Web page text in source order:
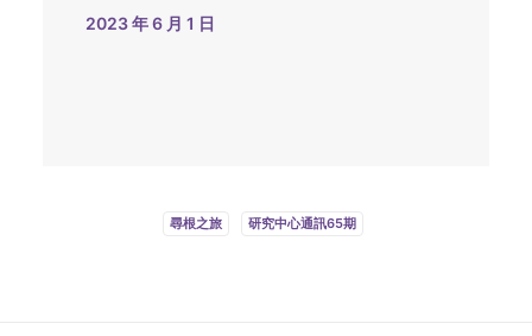
2023 年 6 月 1 日
尋根之旅 研究中心通訊65期